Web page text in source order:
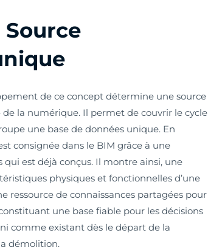
de ce concept détermine une source
la numérique. Il permet de couvrir le cycle
une base de données unique. En
consignée dans le BIM grâce à une
est déjà conçus. Il montre ainsi, une
physiques et fonctionnelles d’une
ressource de connaissances partagées pour
une base fiable pour les décisions
comme existant dès le départ de la
démolition.